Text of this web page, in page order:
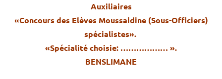
Auxiliaires
«Concours des Elèves Moussaidine (Sous-Officiers)
spécialistes».
«Spécialité choisie: ……………… ».
BENSLIMANE